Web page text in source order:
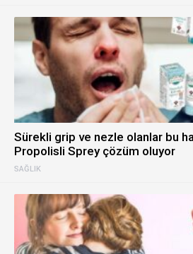
SAĞLIK
Sürekli grip ve nezle olanlar bu
Propolisli Sprey çözüm oluyor